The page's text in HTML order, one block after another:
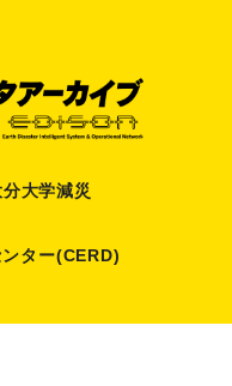
大学減災
ター(CERD)